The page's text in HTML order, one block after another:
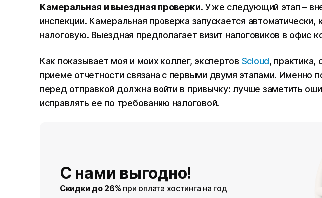
Камеральная и выездная проверки. Уже следующий этап –
инспекции. Камеральная проверка запускается автоматически,
налоговую. Выездная предполагает визит налоговиков в офис
Как показывает моя и моих коллег, экспертов Scloud, практика,
приеме отчетности связана с первыми двумя этапами. Именно
перед отправкой должна войти в привычку: лучше заметить
исправлять ее по требованию налоговой.
С нами выгодно!
Скидки до 26% при оплате хостинга на год